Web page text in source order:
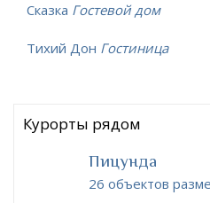
Сказка Гостевой дом
Тихий Дон Гостиница
Курорты рядом
Пицунда
26 объектов